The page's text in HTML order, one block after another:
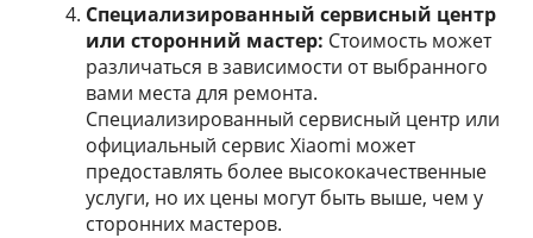
Специализированный сервисный центр
или сторонний мастер: Стоимость может
различаться в зависимости от выбранного
вами места для ремонта.
Специализированный сервисный центр или
официальный сервис Xiaomi может
предоставлять более высококачественные
услуги, но их цены могут быть выше, чем у
сторонних мастеров.